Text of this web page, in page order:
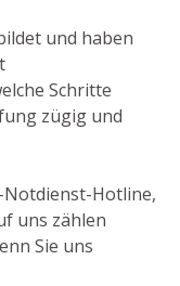
und haben
Schritte
zügig und
Hotline,
uns zählen
Sie uns